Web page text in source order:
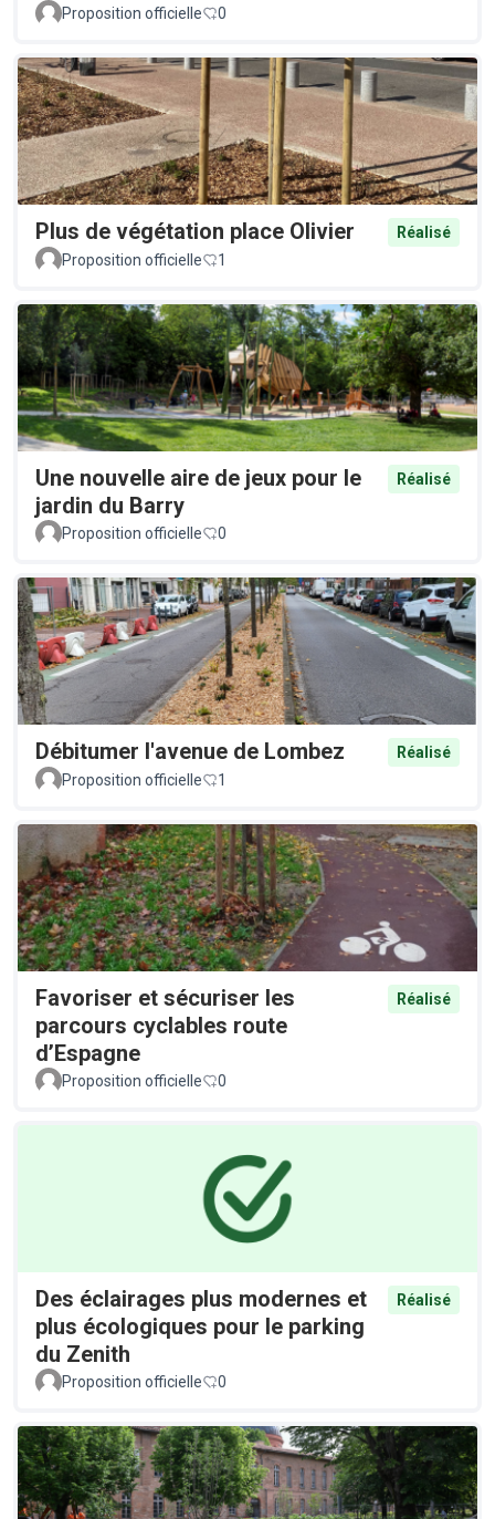
Proposition officielle 0
Plus de végétation place Olivier
Réalisé
Proposition officielle
1
Une nouvelle aire de jeux pour le
jardin du Barry
Réalisé
Proposition officielle 0
Débitumer l'avenue de Lombez
Réalisé
Proposition officielle
1
Favoriser et sécuriser les
parcours cyclables route
d’Espagne
Réalisé
Proposition officielle 0
Des éclairages plus modernes et
plus écologiques pour le parking
du Zenith
Réalisé
Proposition officielle 0